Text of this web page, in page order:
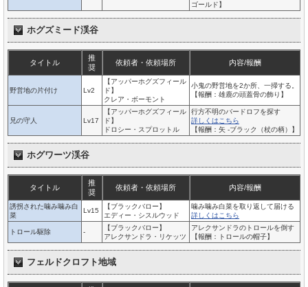
ゴールド】
ホグズミード渓谷
タイトル
推
奨
依頼者・依頼場所 内容/報酬
野営地の片付け Lv2
【アッパーホグズフィール
ド】
クレア・ボーモント
小鬼の野営地を2か所、一掃する。
【報酬：雄鹿の頭蓋骨の飾り】
兄の守人 Lv17
【アッパーホグズフィール
ド】
ドロシー・スプロットル
行方不明のバードロフを探す
詳しくはこちら
【報酬：矢 -ブラック（杖の柄）】
ホグワーツ渓谷
タイトル
推
奨
依頼者・依頼場所 内容/報酬
誘拐された噛み噛み白
菜
Lv15
【ブラックバロー】
エディー・シスルウッド
噛み噛み白菜を取り返して届ける
詳しくはこちら
トロール駆除 -
【ブラックバロー】
アレクサンドラ・リケッツ
アレクサンドラのトロールを倒す
【報酬：トロールの帽子】
フェルドクロフト地域